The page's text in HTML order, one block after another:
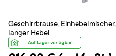
Geschirrbrause, Einhebelmischer,
langer Hebel